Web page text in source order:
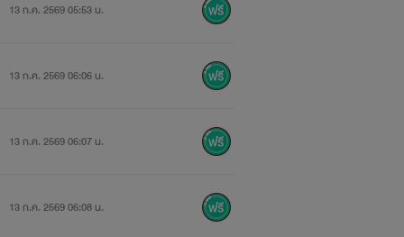
13 ก.ค. 2569 05:53 น.
13 ก.ค. 2569 06:06 น.
13 ก.ค. 2569 06:07 น.
13 ก.ค. 2569 06:08 น.